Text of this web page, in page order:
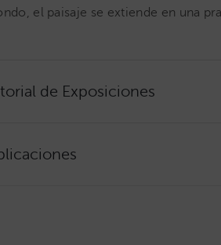
el paisaje se extiende en una
de Exposiciones